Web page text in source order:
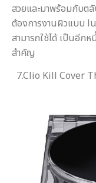
สวยและมาพร้อมกับต
ต้องการงานผิวแบบ
สามารถใช้ได้ เป็นอี
สำคัญ
7.Clio Kill Cover